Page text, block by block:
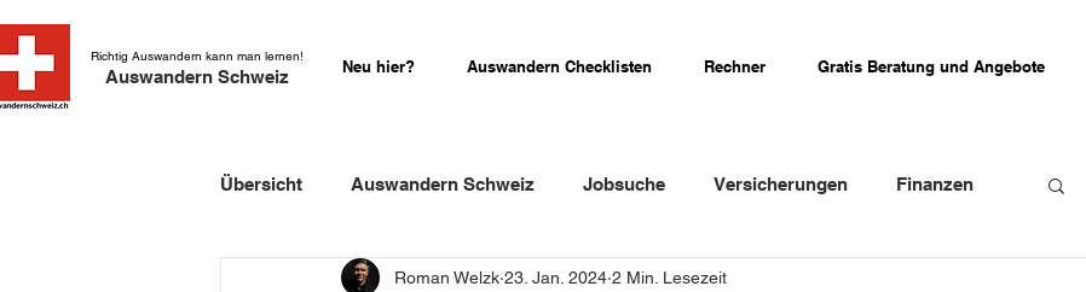
Richtig Auswandern kann man lernen!
Auswandern Schweiz Neu hier? Auswandern Checklisten Rechner Gratis Beratung und Angebote
Übersicht Auswandern Schweiz Jobsuche Versicherungen Finanzen
Einbürgerung Schweiz Schweizer Firmenportraits
Roman Welzk 23. Jan. 2024 2 Min. Lesezeit